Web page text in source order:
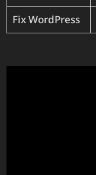
Fix WordPress